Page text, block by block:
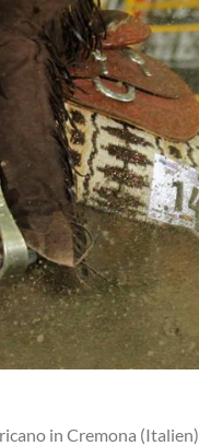
in Cremona (Italien)